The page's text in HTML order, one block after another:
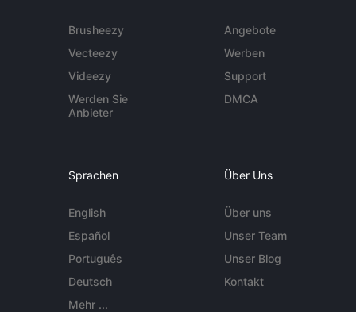
Brusheezy
Vecteezy
Videezy
Werden Sie
Anbieter
Angebote
Werben
Support
DMCA
Sprachen
English
Español
Português
Deutsch
Mehr ...
Über Uns
Über uns
Unser Team
Unser Blog
Kontakt